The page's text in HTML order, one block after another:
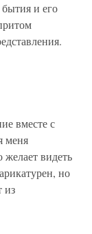
и его
вместе с
меня
желает видеть
но
из